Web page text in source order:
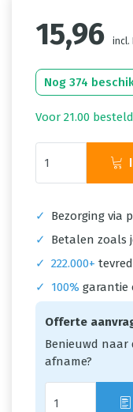
15,96 incl.
Nog 374
Voor 21.00
✓ Bezorging via
✓
Betalen zoals
✓ 222.000+
✓
100% garantie
Offerte
Benieuwd naar
afname?